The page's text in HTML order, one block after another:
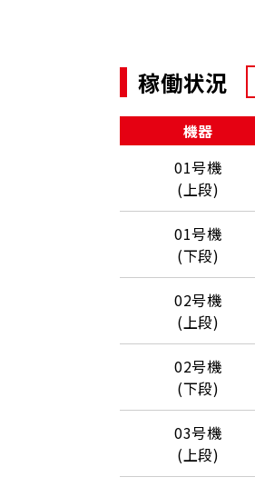
稼働状況
機器
01号機
(上段)
01号機
(下段)
02号機
(上段)
02号機
(下段)
03号機
(上段)